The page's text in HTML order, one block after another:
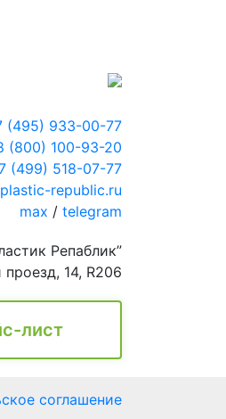
(495) 933-00-77
(800) 100-93-20
(499) 518-07-77
republic.ru
max / telegram
Репаблик”
14, R206
лист
соглашение